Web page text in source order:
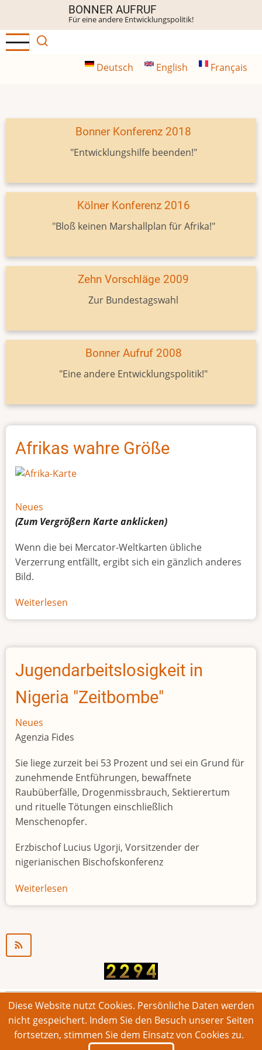
Inhalt
BONNER AUFRUF
Für eine andere Entwicklungspolitik!
Deutsch English Français
Bonner Konferenz 2018
"Entwicklungshilfe beenden!"
Kölner Konferenz 2016
"Bloß keinen Marshallplan für Afrika!"
Zehn Vorschläge 2009
Zur Bundestagswahl
Bonner Aufruf 2008
"Eine andere Entwicklungspolitik!"
Afrikas wahre Größe
Neues
(Zum Vergrößern Karteanklicken)
Wenn die bei Mercator-Weltkarten übliche
Verzerrung entfällt, ergibt sich ein gänzlich anderes
Bild.
Weiterlesen
Afrikas
Größe
Jugendarbeitslosigkeit in
Nigeria "Zeitbombe"
Neues
Agenzia Fides
Sie liege zurzeit bei 53 Prozent und sei ein Grund für
zunehmende Entführungen, bewaffnete
Raubüberfälle, Drogenmissbrauch, Sektierertum
und rituelle Tötungen einschließlich
Menschenopfer.
Erzbischof Lucius Ugorji, Vorsitzender der
nigerianischen Bischofskonferenz
Weiterlesen
Jugendarbeitslosigkeit
© 2026 Bonner Aufruf. Alle Rechte vorbehalten.
Footer
Impressum Kontakt Intern
Diese Website nutzt Cookies. Persönliche Daten werden
nicht gespeichert. Indem Sie den Besuch unserer Seiten
fortsetzen, stimmen Sie dem Einsatz von Cookies zu.